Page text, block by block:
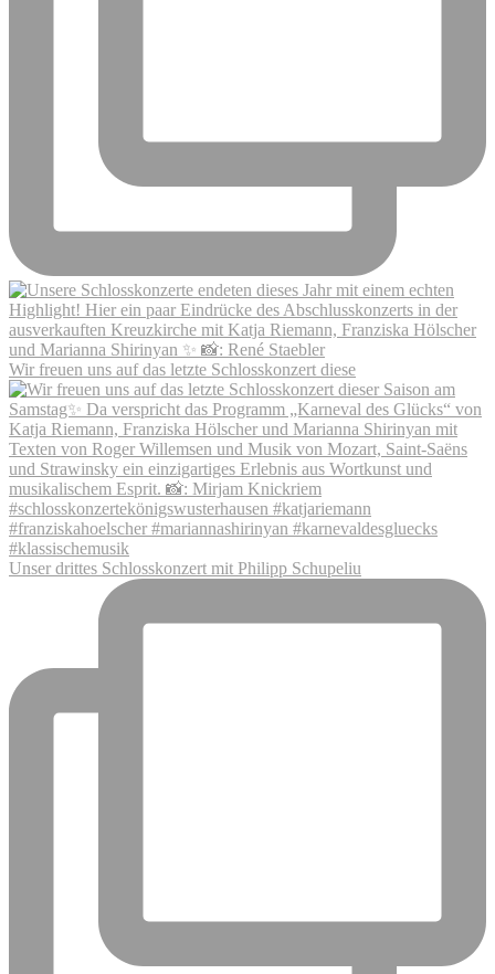
Wir freuen uns auf das letzte Schlosskonzert diese
Unser drittes Schlosskonzert mit Philipp Schupeliu